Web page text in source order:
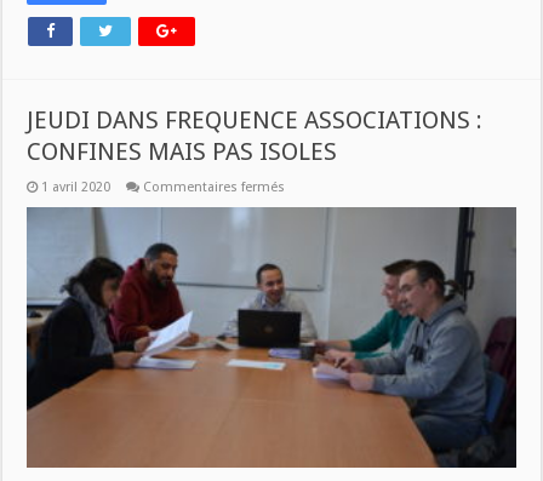
JEUDI DANS FREQUENCE ASSOCIATIONS :
CONFINES MAIS PAS ISOLES
1 avril 2020 Commentaires fermés
CONFINES
MAIS
PAS
ISOLES